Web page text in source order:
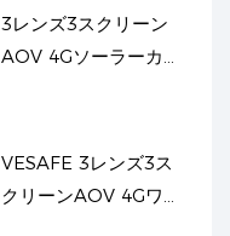
3レンズ3スクリーン
AOV 4Gソーラーカメ
VESAFE 3レンズ3ス
クリーンAOV 4Gワイ